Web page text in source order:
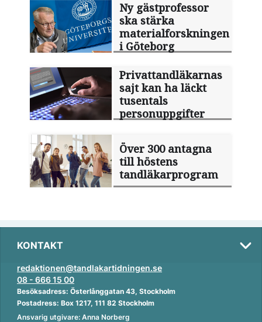
Ny gästprofessor
ska stärka
materialforskningen
i Göteborg
Privattandläkarnas
sajt kan ha läckt
tusentals
personuppgifter
Över 300 antagna
till höstens
tandläkarprogram
KONTAKT
redaktionen@tandlakartidningen.se
08 - 666 15 00
Besöksadress: Österlånggatan 43, Stockholm
Postadress: Box 1217, 111 82 Stockholm
Ansvarig utgivare: Anna Norberg